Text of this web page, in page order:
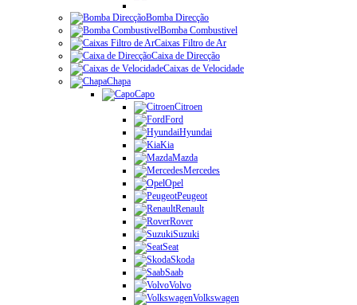
Bomba Direcção
Bomba Combustivel
Caixas Filtro de Ar
Caixa de Direcção
Caixas de Velocidade
Chapa
Capo
Citroen
Ford
Hyundai
Kia
Mazda
Mercedes
Opel
Peugeot
Renault
Rover
Suzuki
Seat
Skoda
Saab
Volvo
Volkswagen